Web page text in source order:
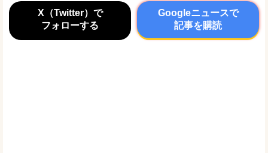
X（Twitter）で
フォローする
Googleニュースで
記事を購読